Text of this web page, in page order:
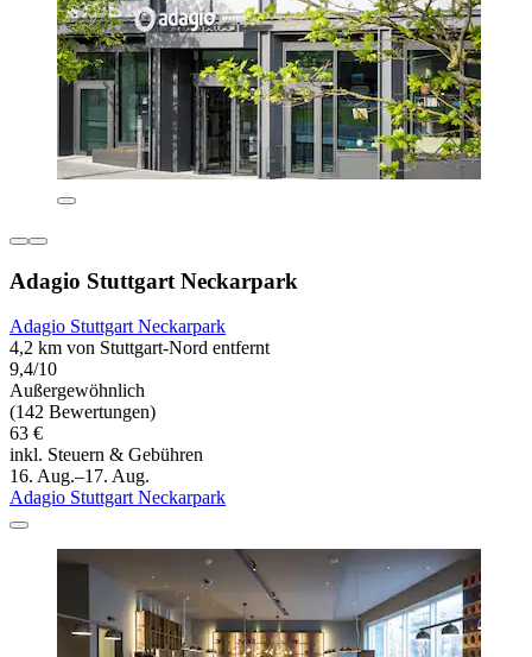
Adagio Stuttgart Neckarpark
Adagio Stuttgart Neckarpark
4,2 km von Stuttgart-Nord entfernt
9,4/10
Außergewöhnlich
(142 Bewertungen)
63 €
inkl. Steuern & Gebühren
16. Aug.–17. Aug.
Adagio Stuttgart Neckarpark